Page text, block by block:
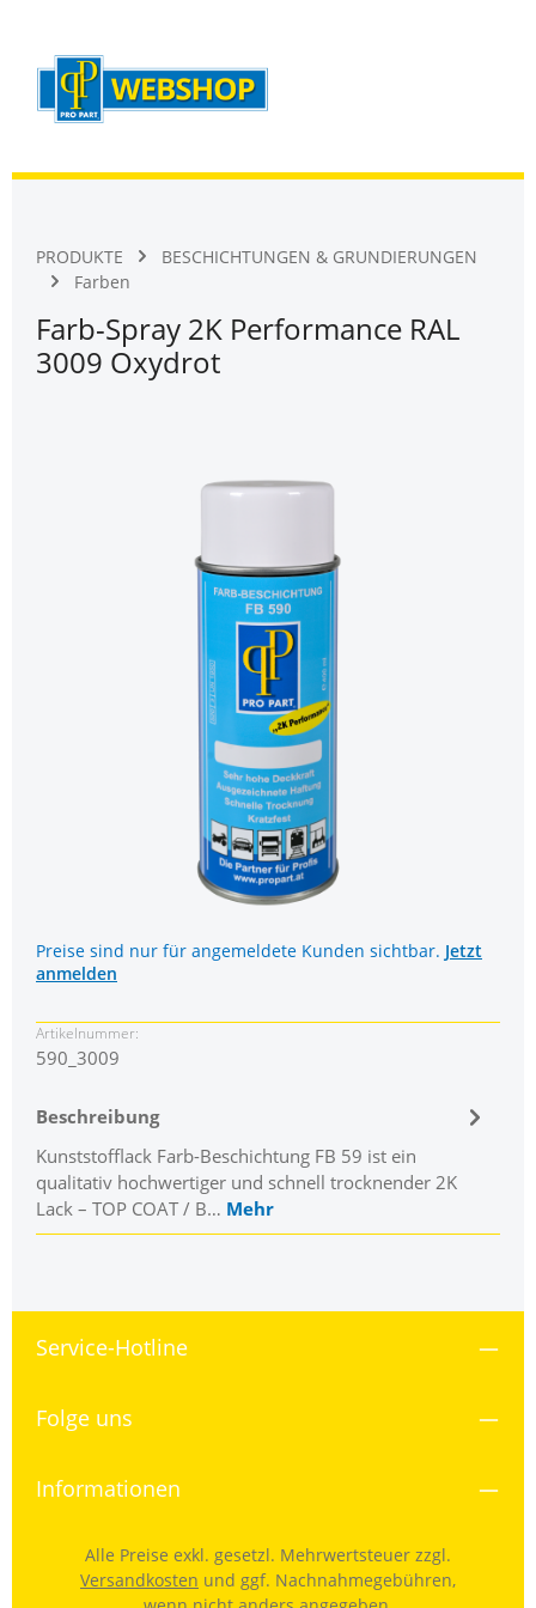
PRODUKTE
BESCHICHTUNGEN & GRUNDIERUNGEN
Farben
Farb-Spray 2K Performance RAL
3009 Oxydrot
Bildergalerie überspringen
Preise sind nur für angemeldete Kunden sichtbar. Jetzt
anmelden
Artikelnummer:
590_3009
Beschreibung
Kunststofflack Farb-Beschichtung FB 59 ist ein
qualitativ hochwertiger und schnell trocknender 2K
Lack – TOP COAT / B… Mehr
Service-Hotline
Folge uns
Informationen
Alle Preise exkl. gesetzl. Mehrwertsteuer zzgl.
Versandkosten und ggf. Nachnahmegebühren,